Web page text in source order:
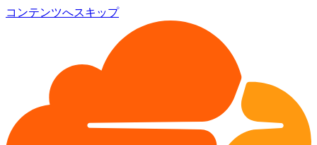
コンテンツへスキップ